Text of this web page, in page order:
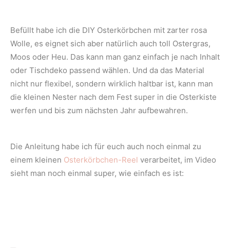
Befüllt habe ich die DIY Osterkörbchen mit zarter rosa
Wolle, es eignet sich aber natürlich auch toll Ostergras,
Moos oder Heu. Das kann man ganz einfach je nach Inhalt
oder Tischdeko passend wählen. Und da das Material
nicht nur flexibel, sondern wirklich haltbar ist, kann man
die kleinen Nester nach dem Fest super in die Osterkiste
werfen und bis zum nächsten Jahr aufbewahren.
Die Anleitung habe ich für euch auch noch einmal zu
einem kleinen Osterkörbchen-Reel verarbeitet, im Video
sieht man noch einmal super, wie einfach es ist: